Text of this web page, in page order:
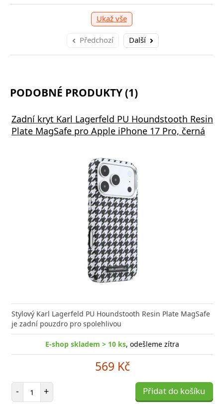
Ukaž vše
Předchozí Další
PODOBNÉ PRODUKTY (1)
Zadní kryt Karl Lagerfeld PU Houndstooth Resin
Plate MagSafe pro Apple iPhone 17 Pro, černá
Stylový Karl Lagerfeld PU Houndstooth Resin Plate MagSafe
je zadní pouzdro pro spolehlivou
E-shop skladem > 10 ks, odešleme zítra
569 Kč
- Počet položek
+ Přidat do košíku